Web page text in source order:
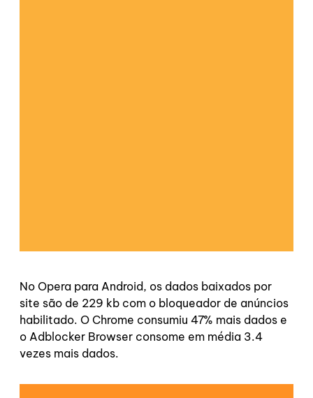
No Opera para Android, os dados baixados por
site são de 229 kb com o bloqueador de anúncios
habilitado. O Chrome consumiu 47% mais dados e
o Adblocker Browser consome em média 3.4
vezes mais dados.